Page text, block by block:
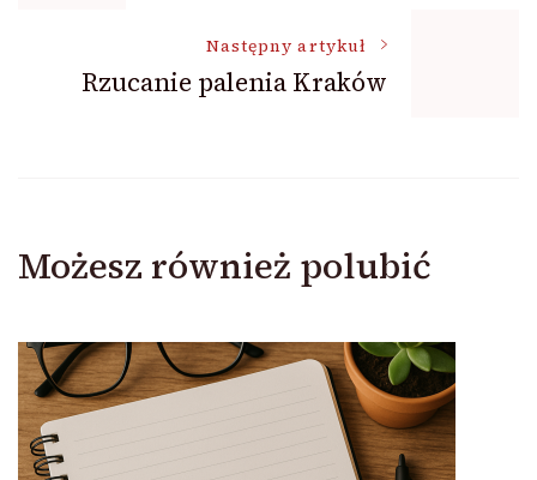
Następny artykuł
Rzucanie palenia Kraków
Możesz również polubić